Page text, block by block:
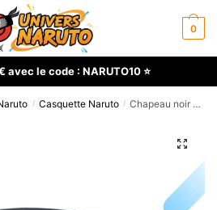
0
avec le code : NARUTO10 ⭐
/ Casquette Naruto / Chapeau noir Naruto Akatsuki en coton organique
🔍